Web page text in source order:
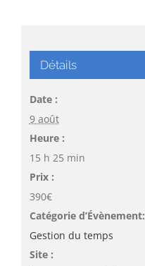
Détails
Date :
9 août
Heure :
15 h 25 min
Prix :
390€
Catégorie d’Évènement:
Gestion du temps
Site :